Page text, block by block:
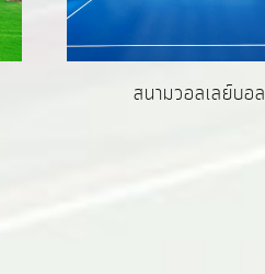
สนามวอลเลย์บอล